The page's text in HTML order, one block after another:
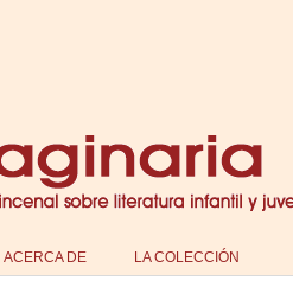
ACERCA DE LA COLECCIÓN